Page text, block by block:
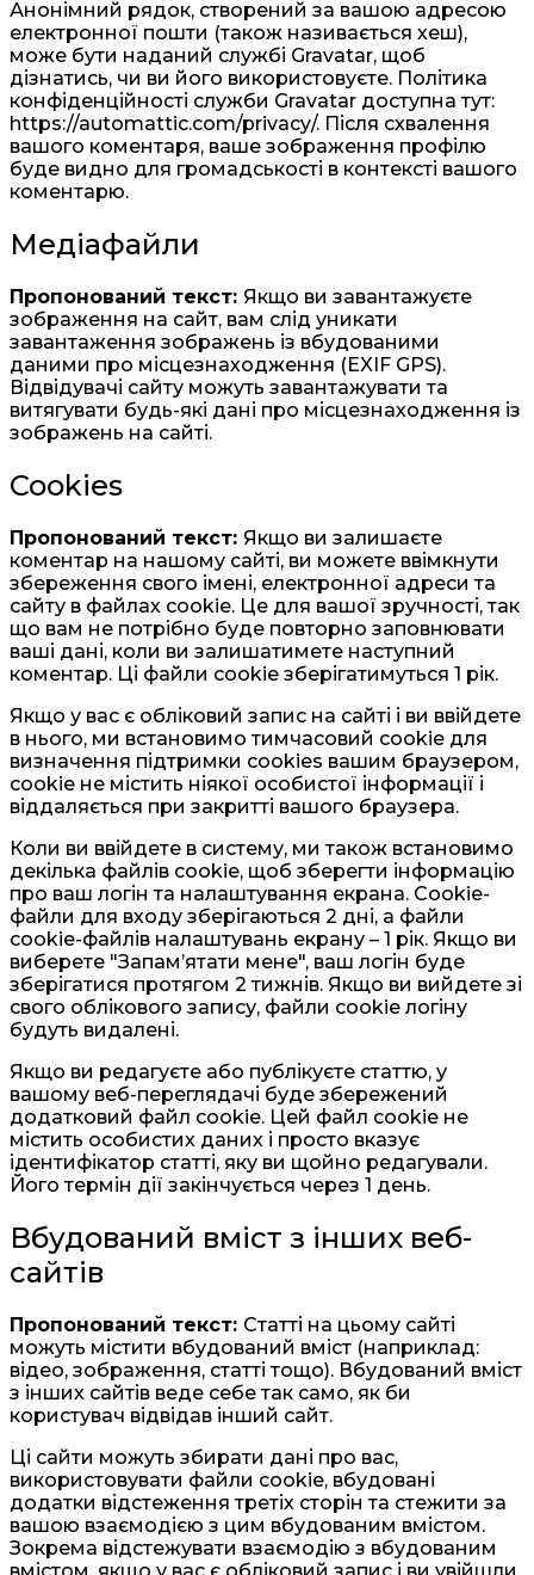
Анонімний рядок, створений за вашою адресою
електронної пошти (також називається хеш),
може бути наданий службі Gravatar, щоб
дізнатись, чи ви його використовуєте. Політика
конфіденційності служби Gravatar доступна тут:
https://automattic.com/privacy/. Після схвалення
вашого коментаря, ваше зображення профілю
буде видно для громадськості в контексті вашого
коментарю.
Медіафайли
Пропонований текст: Якщо ви завантажуєте
зображення на сайт, вам слід уникати
завантаження зображень із вбудованими
даними про місцезнаходження (EXIF GPS).
Відвідувачі сайту можуть завантажувати та
витягувати будь-які дані про місцезнаходження із
зображень на сайті.
Cookies
Пропонований текст: Якщо ви залишаєте
коментар на нашому сайті, ви можете ввімкнути
збереження свого імені, електронної адреси та
сайту в файлах cookie. Це для вашої зручності, так
що вам не потрібно буде повторно заповнювати
ваші дані, коли ви залишатимете наступний
коментар. Ці файли cookie зберігатимуться 1 рік.
Якщо у вас є обліковий запис на сайті і ви ввійдете
в нього, ми встановимо тимчасовий cookie для
визначення підтримки cookies вашим браузером,
cookie не містить ніякої особистої інформації і
віддаляється при закритті вашого браузера.
Коли ви ввійдете в систему, ми також встановимо
декілька файлів cookie, щоб зберегти інформацію
про ваш логін та налаштування екрана. Cookie-
файли для входу зберігаються 2 дні, а файли
cookie-файлів налаштувань екрану – 1 рік. Якщо ви
виберете "Запам’ятати мене", ваш логін буде
зберігатися протягом 2 тижнів. Якщо ви вийдете зі
свого облікового запису, файли cookie логіну
будуть видалені.
Якщо ви редагуєте або публікуєте статтю, у
вашому веб-переглядачі буде збережений
додатковий файл cookie. Цей файл cookie не
містить особистих даних і просто вказує
ідентифікатор статті, яку ви щойно редагували.
Його термін дії закінчується через 1 день.
Вбудований вміст з інших веб-
сайтів
Пропонований текст: Статті на цьому сайті
можуть містити вбудований вміст (наприклад:
відео, зображення, статті тощо). Вбудований вміст
з інших сайтів веде себе так само, як би
користувач відвідав інший сайт.
Ці сайти можуть збирати дані про вас,
використовувати файли cookie, вбудовані
додатки відстеження третіх сторін та стежити за
вашою взаємодією з цим вбудованим вмістом.
Зокрема відстежувати взаємодію з вбудованим
вмістом, якщо у вас є обліковий запис і ви увійшли